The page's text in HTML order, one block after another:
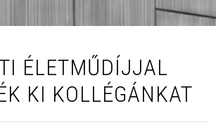
ÉLETMŰDÍJJAL
KI KOLLÉGÁNKAT